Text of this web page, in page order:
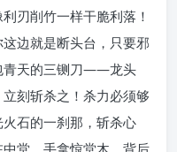
刃削竹一样干脆利落！
边就是断头台，只要邪
青天的三铡刀——龙头
刻斩杀之！杀力必须够
石的一刹那，斩杀心
堂，手拿惊堂木，背后